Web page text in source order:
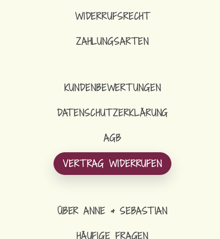
31,90
WIDERRUFSRECHT
ZAHLUNGSARTEN
KUNDENBEWERTUNGEN
DATENSCHUTZERKLÄRUNG
AGB
VERTRAG WIDERRUFEN
ÜBER ANNE & SEBASTIAN
HÄUFIGE FRAGEN